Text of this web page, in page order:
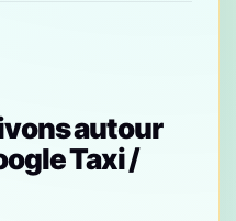
autour
Taxi /